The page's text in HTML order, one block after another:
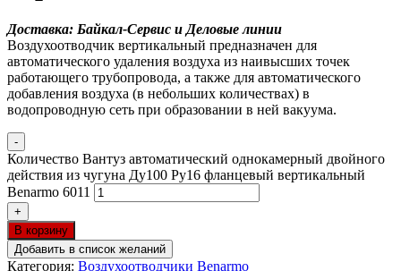
Доставка: Байкал-Сервис и Деловые линии
Воздухоотводчик вертикальный предназначен для
автоматического удаления воздуха из наивысших точек
работающего трубопровода, а также для автоматического
добавления воздуха (в небольших количествах) в
водопроводную сеть при образовании в ней вакуума.
-
Количество Вантуз автоматический однокамерный двойного
действия из чугуна Ду100 Ру16 фланцевый вертикальный
Benarmo 6011
+
В корзину
Добавить в список желаний
Категория: Воздухоотводчики Benarmo